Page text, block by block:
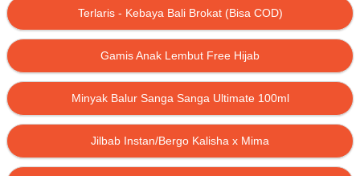
Terlaris - Kebaya Bali Brokat (Bisa COD)
Gamis Anak Lembut Free Hijab
Minyak Balur Sanga Sanga Ultimate 100ml
Jilbab Instan/Bergo Kalisha x Mima